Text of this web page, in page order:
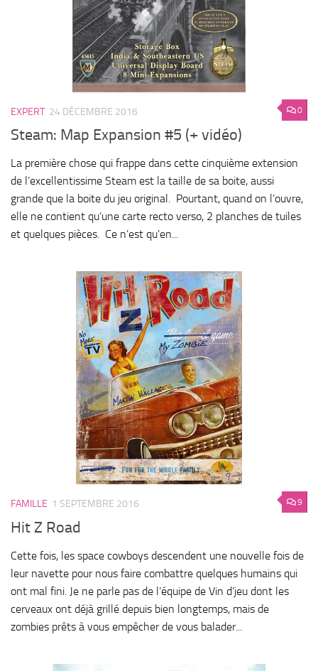
0
EXPERT 24 DÉCEMBRE 2016
Steam: Map Expansion #5 (+ vidéo)
La première chose qui frappe dans cette cinquième extension
de l’excellentissime Steam est la taille de sa boite, aussi
grande que la boite du jeu original. Pourtant, quand on l’ouvre,
elle ne contient qu’une carte recto verso, 2 planches de tuiles
et quelques pièces. Ce n’est qu’en...
9
FAMILLE 1 SEPTEMBRE 2016
Hit Z Road
Cette fois, les space cowboys descendent une nouvelle fois de
leur navette pour nous faire combattre quelques humains qui
ont mal fini. Je ne parle pas de l’équipe de Vin d’jeu dont les
cerveaux ont déjà grillé depuis bien longtemps, mais de
zombies prêts à vous empêcher de vous balader...